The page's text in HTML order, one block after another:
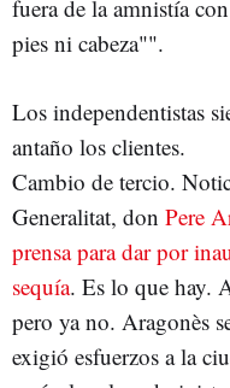
fuera de la amnistía
pies ni cabeza"".
Los independentistas
antaño los clientes.
Cambio de tercio.
Generalitat, don Pere
prensa para dar por
sequía. Es lo que hay.
pero ya no. Aragonès
exigió esfuerzos a la